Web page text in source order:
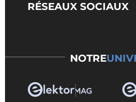
RÉSEAUX SOCIAUX
NOTRE